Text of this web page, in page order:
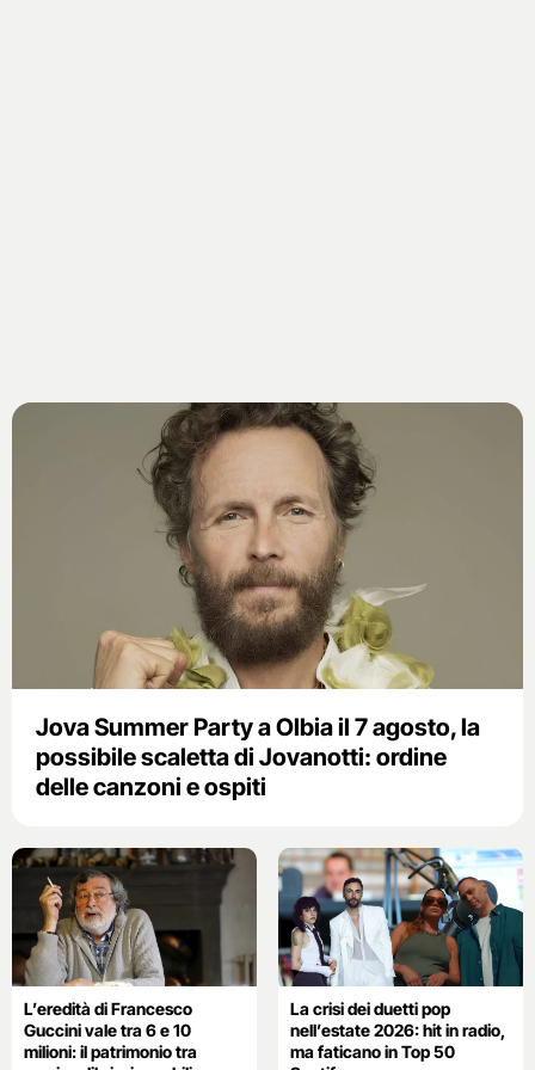
Jova Summer Party a Olbia il 7 agosto, la
possibile scaletta di Jovanotti: ordine
delle canzoni e ospiti
L’eredità di Francesco
Guccini vale tra 6 e 10
milioni: il patrimonio tra
La crisi dei duetti pop
nell’estate 2026: hit in radio,
ma faticano in Top 50